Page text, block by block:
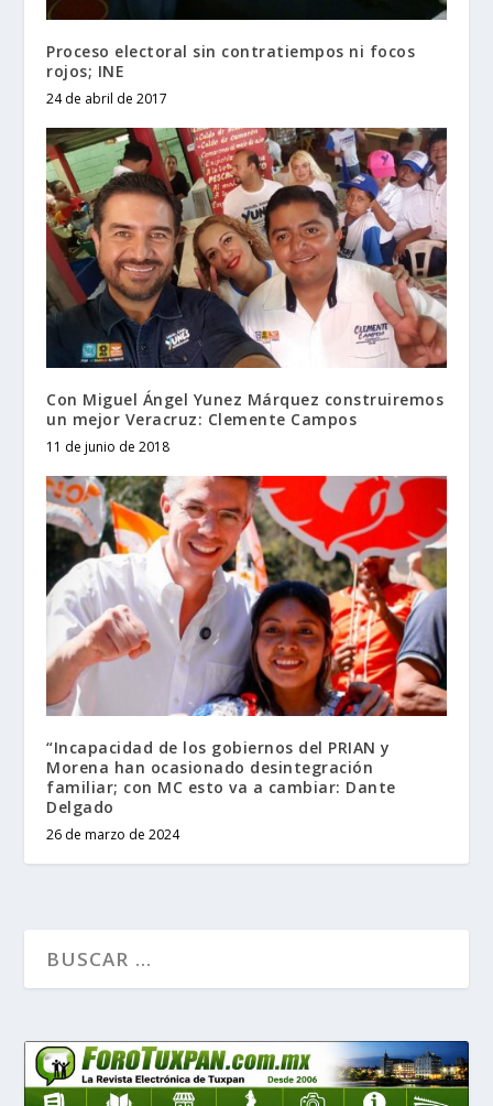
Proceso electoral sin contratiempos ni focos
rojos; INE
24 de abril de 2017
Con Miguel Ángel Yunez Márquez construiremos
un mejor Veracruz: Clemente Campos
11 de junio de 2018
“Incapacidad de los gobiernos del PRIAN y
Morena han ocasionado desintegración
familiar; con MC esto va a cambiar: Dante
Delgado
26 de marzo de 2024